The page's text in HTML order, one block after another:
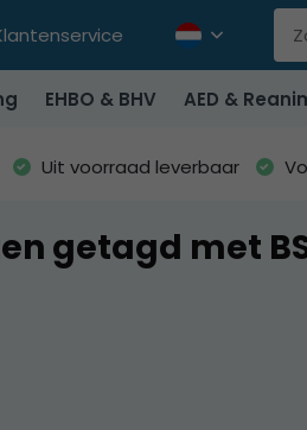
EHBO & BHV AED &
Uit voorraad leverbaar
getagd met